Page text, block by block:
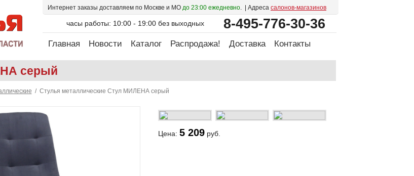
Интернет заказы доставляем по Москве и МО до 23:00 ежедневно. | Адреса салонов-магазинов
часы работы: 10:00 - 19:00 без выходных 8-495-776-30-36
Главная Новости Каталог Распродажа! Доставка Контакты
серый
/ Стулья металлические Стул МИЛЕНА серый
Цена: 5 209руб.